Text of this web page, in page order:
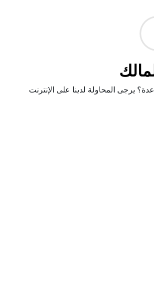
يرجى المحاولة لدينا على الإنترنت